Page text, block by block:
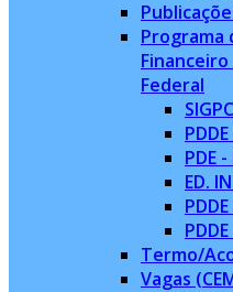
Programa
Federal
SIGPC
PDE -
ED.
Termo/
Vagas